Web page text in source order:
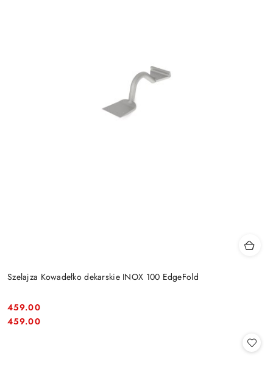
Szelajza Kowadełko dekarskie INOX 100 EdgeFold
Cena:
459.00
Cena:
459.00